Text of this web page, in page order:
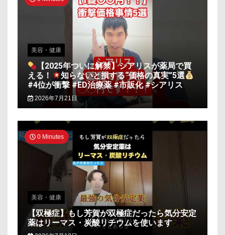
美容・健康
【2025年ついに解禁】シアリスが薬局で買
える！
知らないと損する“価格の真実”5選
#4位が衝撃 #ED治療薬 #市販化 #シアリス
2026年7月21日
0 Minutes
美容・健康
【双極症】もし芳賀が双極症だったら気分安定
薬はリーマス・炭酸リチウムを使います